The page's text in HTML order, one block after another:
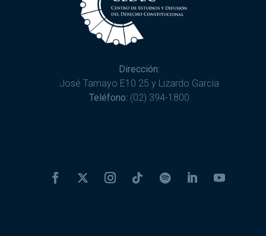
Dirección:
José Tamayo E10 25 y Lizardo García
Teléfono: (02) 394-1800